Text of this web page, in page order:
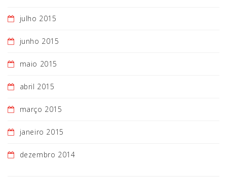
julho 2015
junho 2015
maio 2015
abril 2015
março 2015
janeiro 2015
dezembro 2014